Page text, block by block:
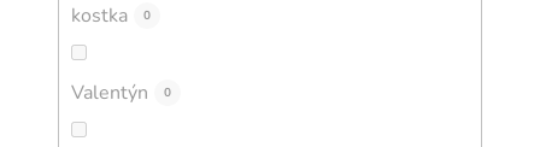
kostka 0
Valentýn 0